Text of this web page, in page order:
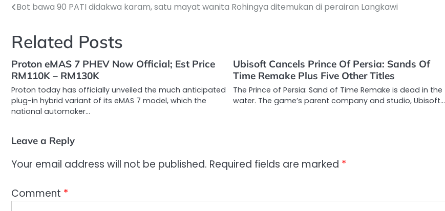
Post
Bot bawa 90 PATI didakwa karam, satu mayat wanita Rohingya ditemukan di perairan Langkawi
Related Posts
Proton eMAS 7 PHEV Now Official; Est Price
RM110K – RM130K
Proton today has officially unveiled the much anticipated
plug-in hybrid variant of its eMAS 7 model, which the
national automaker…
Ubisoft Cancels Prince Of Persia: Sands Of
Time Remake Plus Five Other Titles
The Prince of Persia: Sand of Time Remake is dead in the
water. The game’s parent company and studio, Ubisoft…
Leave a Reply
Your email address will not be published. Required fields are marked *
Comment *